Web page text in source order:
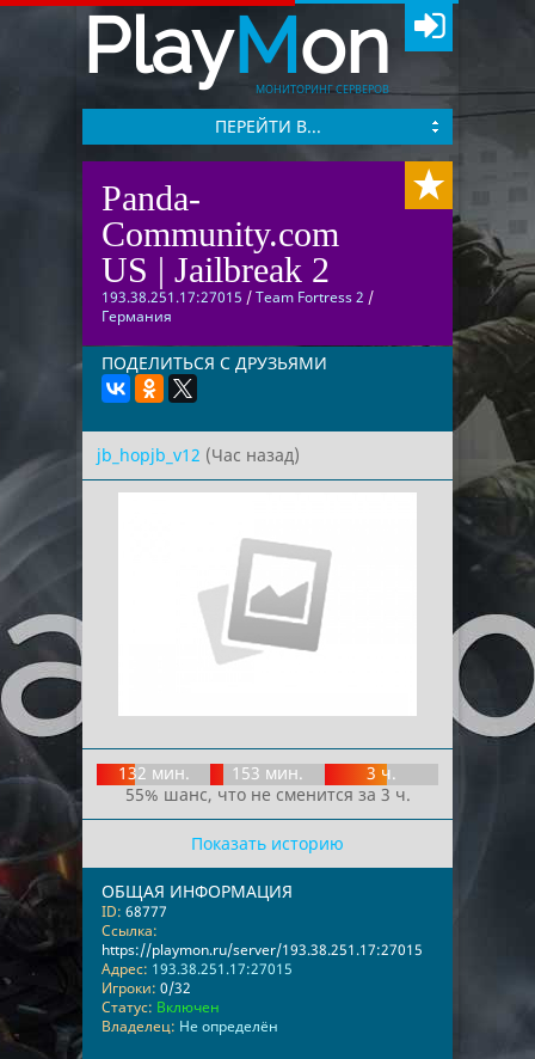
PlayMon
МОНИТОРИНГ СЕРВЕРОВ
ПЕРЕЙТИ В...
Panda-
Community.com
US | Jailbreak 2
193.38.251.17:27015 /Team Fortress 2 /
Германия
ПОДЕЛИТЬСЯ С ДРУЗЬЯМИ
jb_hopjb_v12 (Час назад)
132 мин. 153 мин.
3 ч.
55% шанс, что не сменится за 3 ч.
Показать историю
ОБЩАЯ ИНФОРМАЦИЯ
ID: 68777
Ссылка:
https://playmon.ru/server/193.38.251.17:27015
Адрес: 193.38.251.17:27015
Игроки: 0/32
Статус: Включен
Владелец: Не определён